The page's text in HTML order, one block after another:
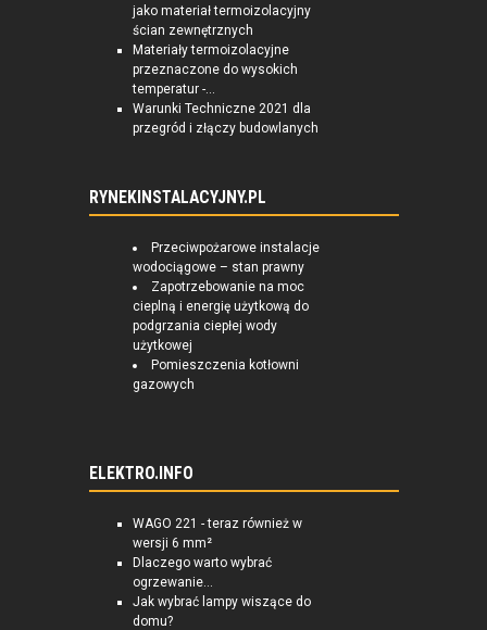
jako materiał termoizolacyjny
ścian zewnętrznych
Materiały termoizolacyjne
przeznaczone do wysokich
temperatur -...
Warunki Techniczne 2021 dla
przegród i złączy budowlanych
RYNEKINSTALACYJNY.PL
Przeciwpożarowe instalacje
wodociągowe – stan prawny
Zapotrzebowanie na moc
cieplną i energię użytkową do
podgrzania ciepłej wody
użytkowej
Pomieszczenia kotłowni
gazowych
ELEKTRO.INFO
WAGO 221 - teraz również w
wersji 6 mm²
Dlaczego warto wybrać
ogrzewanie...
Jak wybrać lampy wiszące do
domu?